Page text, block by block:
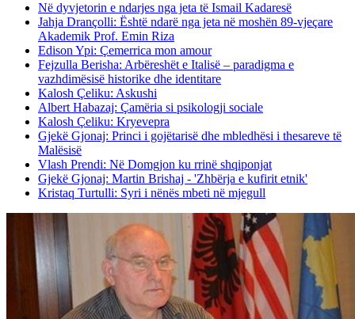
Në dyvjetorin e ndarjes nga jeta të Ismail Kadaresë
Jahja Drançolli: Është ndarë nga jeta në moshën 89-vjeçare
Akademik Prof. Emin Riza
Edison Ypi: Çemerrica mon amour
Fejzulla Berisha: Arbëreshët e Italisë – paradigma e
vazhdimësisë historike dhe identitare
Kalosh Çeliku: Askushi
Albert Habazaj: Çamëria si psikologji sociale
Kalosh Çeliku: Kryevepra
Gjekë Gjonaj: Princi i gojëtarisë dhe mbledhësi i thesareve të
Malësisë
Vlash Prendi: Në Domgjon ku rrinë shqiponjat
Gjekë Gjonaj: Martin Brishaj - 'Zhbërja e kufirit etnik'
Kristaq Turtulli: Syri i nënës mbeti në mjegull